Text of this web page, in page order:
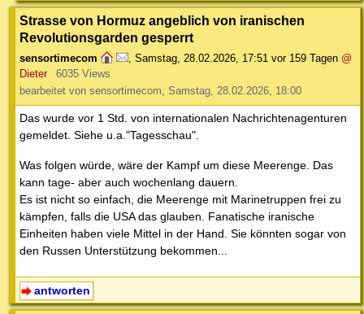
Strasse von Hormuz angeblich von iranischen
Revolutionsgarden gesperrt
sensortimecom Samstag, 28.02.2026, 17:51 vor 159 Tagen @
Dieter
6035 Views
bearbeitet von sensortimecom, Samstag, 28.02.2026, 18:00
Das wurde vor 1 Std. von internationalen Nachrichtenagenturen
gemeldet. Siehe u.a."Tagesschau".
Was folgen würde, wäre der Kampf um diese Meerenge. Das
kann tage- aber auch wochenlang dauern.
Es ist nicht so einfach, die Meerenge mit Marinetruppen frei zu
kämpfen, falls die USA das glauben. Fanatische iranische
Einheiten haben viele Mittel in der Hand. Sie könnten sogar von
den Russen Unterstützung bekommen...
antworten